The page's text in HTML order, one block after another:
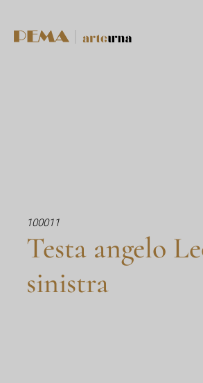
100011
Testa angelo
sinistra